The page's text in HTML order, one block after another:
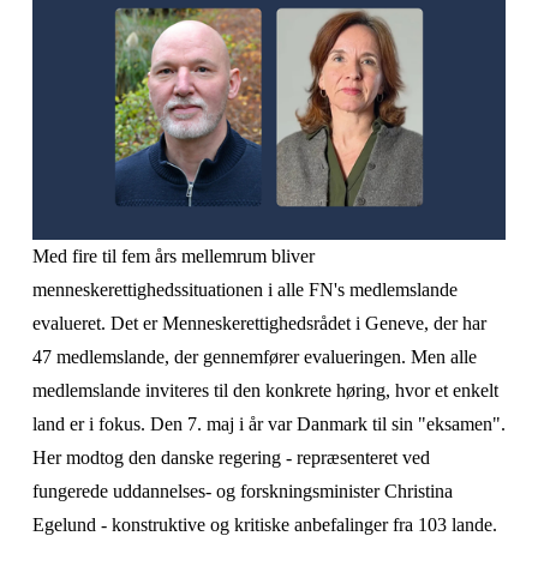
Med fire til fem års mellemrum bliver
menneskerettighedssituationen i alle FN's medlemslande
evalueret. Det er Menneskerettighedsrådet i Geneve, der har
47 medlemslande, der gennemfører evalueringen. Men alle
medlemslande inviteres til den konkrete høring, hvor et enkelt
land er i fokus. Den 7. maj i år var Danmark til sin "eksamen".
Her modtog den danske regering - repræsenteret ved
fungerede uddannelses- og forskningsminister Christina
Egelund - konstruktive og kritiske anbefalinger fra 103 lande.